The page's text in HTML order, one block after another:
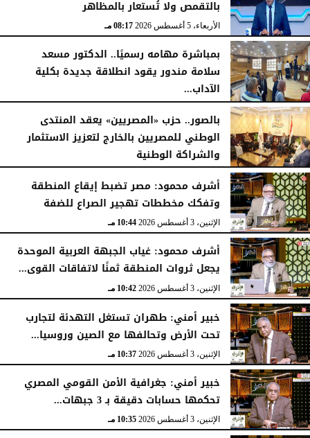
بالتقمص ولا تُستعار بالمظاهر
الأربعاء، 5 أغسطس 2026 08:17 مـ
بمباشرة مهامه رسميًا.. الدكتور مسعد
سلامة مندور يقود انطلاقة جديدة بكلية
الآداب...
الأربعاء، 5 أغسطس 2026
بالصور.. حزب «المصريين» يعقد المنتدى
الوطني للمصريين بالخارج لتعزيز الاستثمار
والشراكة الوطنية
الثلاثاء، 4 أغسطس 2026
أشرف محمود: مصر تضبط إيقاع المنطقة
وتفكك مخططات تهجير الصراع للضفة
الإثنين، 3 أغسطس 2026 10:44 مـ
أشرف محمود: غياب الجبهة العربية الموحدة
يجعل ثروات المنطقة ثمنًا لاتفاقات القوى...
الإثنين، 3 أغسطس 2026 10:42 مـ
خبير أمني: طهران تستغل التهدئة لتجارب
تحت الأرض وتحالفها مع الصين وروسيا...
الإثنين، 3 أغسطس 2026 10:37 مـ
خبير أمني: جغرافية الأمن القومي المصري
تحكمها حسابات دقيقة بـ 3 جبهات...
الإثنين، 3 أغسطس 2026 10:35 مـ